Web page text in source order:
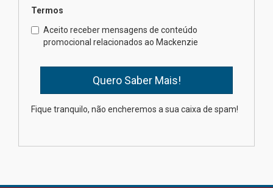
Como os pais podem investir
na educação dos filhos além da
escola
Transformadora reúne
Termos
Aceito receber mensagens de conteúdo
promocional relacionados ao Mackenzie
Fique tranquilo, não encheremos a sua caixa de spam!